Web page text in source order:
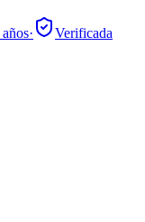
años·
Verificada